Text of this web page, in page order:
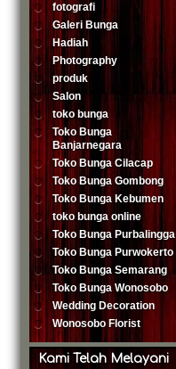
fotografi
Galeri Bunga
Hadiah
Photography
produk
Salon
toko bunga
Toko Bunga
Banjarnegara
Toko Bunga Cilacap
Toko Bunga Gombong
Toko Bunga Kebumen
toko bunga online
Toko Bunga Purbalingga
Toko Bunga Purwokerto
Toko Bunga Semarang
Toko Bunga Wonosobo
Wedding Decoration
Wonosobo Florist
Kami Telah Melayani